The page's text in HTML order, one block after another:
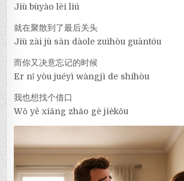
Jiù bùyào lèi liú
就在聚散到了最后关头
Jiù zài jù sàn dàole zuìhòu guāntóu
而你又决意忘记的时候
Er nǐ yòu juéyì wàngjì de shíhòu
我也想找个借口
Wǒ yě xiǎng zhǎo gè jièkǒu